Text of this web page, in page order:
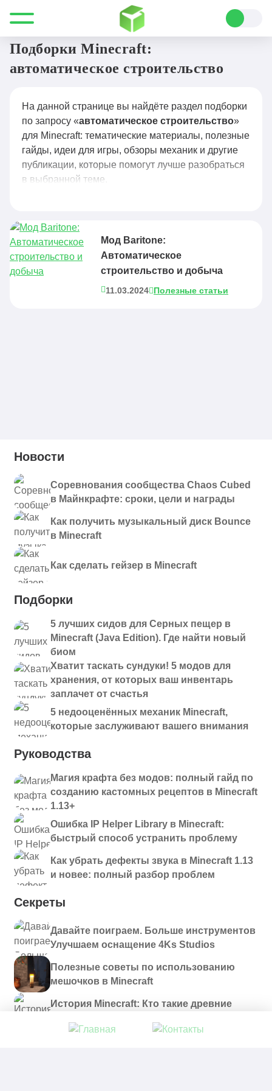
Все для Minecraft автоматическое строительство
Подборки Minecraft:
автоматическое строительство
На данной странице вы найдёте раздел подборки
по запросу «автоматическое строительство»
для Minecraft: тематические материалы, полезные
гайды, идеи для игры, обзоры механик и другие
публикации, которые помогут лучше разобраться
в выбранной теме.
Мод Baritone:
Автоматическое
строительство и добыча
11.03.2024 Полезные статьи
Новости
Соревнования сообщества Chaos Cubed
в Майнкрафте: сроки, цели и награды
Как получить музыкальный диск Bounce
в Minecraft
Как сделать гейзер в Minecraft
Подборки
5 лучших сидов для Серных пещер в
Minecraft (Java Edition). Где найти новый
биом
Хватит таскать сундуки! 5 модов для
хранения, от которых ваш инвентарь
заплачет от счастья
5 недооценённых механик Minecraft,
которые заслуживают вашего внимания
Руководства
Магия крафта без модов: полный гайд по
созданию кастомных рецептов в Minecraft
1.13+
Ошибка IP Helper Library в Minecraft:
быстрый способ устранить проблему
Как убрать дефекты звука в Minecraft 1.13
и новее: полный разбор проблем
Секреты
Давайте поиграем. Больше инструментов
Улучшаем оснащение 4Ks Studios
Полезные советы по использованию
мешочков в Minecraft
История Minecraft: Кто такие древние